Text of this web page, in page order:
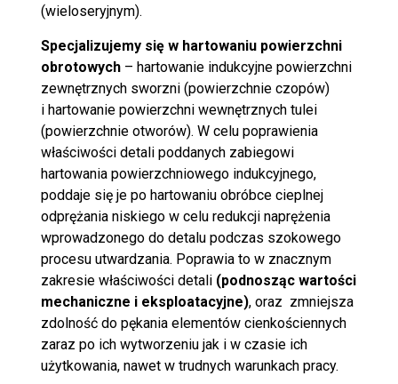
(wieloseryjnym).
Specjalizujemy się w hartowaniu powierzchni
obrotowych– hartowanie indukcyjne powierzchni
zewnętrznych sworzni (powierzchnie czopów)
i hartowanie powierzchni wewnętrznych tulei
(powierzchnie otworów). W celu poprawienia
właściwości detali poddanych zabiegowi
hartowania powierzchniowego indukcyjnego,
poddaje się je po hartowaniu obróbce cieplnej
odprężania niskiego w celu redukcji naprężenia
wprowadzonego do detalu podczas szokowego
procesu utwardzania. Poprawia to w znacznym
zakresie właściwości detali (podnosząc wartości
mechaniczne i eksploatacyjne), oraz zmniejsza
zdolność do pękania elementów cienkościennych
zaraz po ich wytworzeniu jak i w czasie ich
użytkowania, nawet w trudnych warunkach pracy.